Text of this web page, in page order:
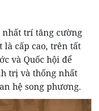
trí tăng cường
là cấp cao, trên tất
và Quốc hội để
trị và thống nhất
hệ song phương.